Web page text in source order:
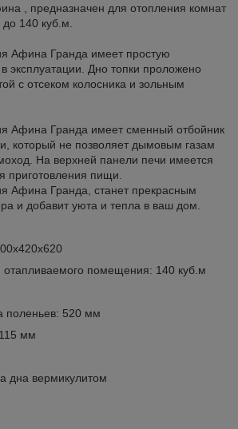
, предназначен для отопления комнат
140 куб.м.
Афина Гранда имеет простую
эксплуатации. Дно топки проложено
с отсеком колосника и зольным
Афина Гранда имеет сменный отбойник
который не позволяет дымовым газам
На верхней панели печи имеется
приготовления пищи.
Афина Гранда, станет прекрасным
и добавит уюта и тепла в ваш дом.
помещения: 140 куб.м
поленьев: 520 мм
мм
дна вермикулитом